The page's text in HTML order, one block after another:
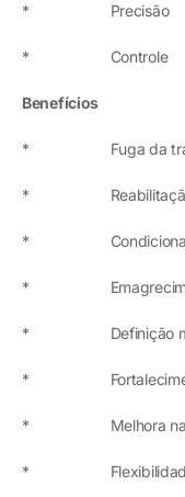
* Precisão
* Controle
Benefícios
* Fuga da
* Reabilitação
*
*
* Definição
* Fortalecimento
* Melhora na
* Flexibilidade e